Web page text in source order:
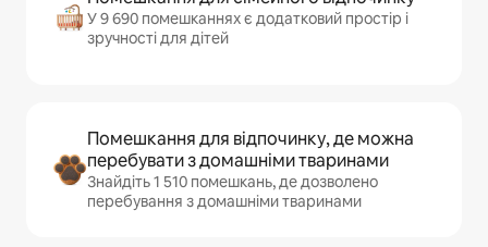
У 9 690 помешканнях є додатковий простір і
зручності для дітей
Помешкання для відпочинку, де можна
перебувати з домашніми тваринами
Знайдіть 1 510 помешкань, де дозволено
перебування з домашніми тваринами